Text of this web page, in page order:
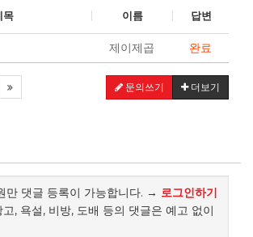
목 이름 답변
제이제곱 완료
문의쓰기 더보기
만 댓글 등록이 가능합니다. → 로그인하기
고, 욕설, 비방, 도배 등의 댓글은 예고 없이